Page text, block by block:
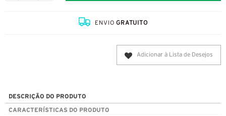
ENVIOGRATUITO
Adicionar à Lista de Desejos
DESCRIÇÃO DO PRODUTO
CARACTERÍSTICAS DO PRODUTO